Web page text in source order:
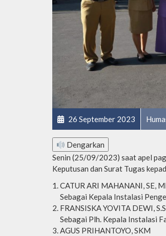
26 September 2023
Dengarkan
Senin (25/09/2023) saat apel
Keputusan dan Surat Tugas
CATUR ARI MAHANANI, SE,
Sebagai Kepala Instalasi
FRANSISKA YOVITA DEWI,
Sebagai Plh. Kepala Instalasi
AGUS PRIHANTOYO, SKM